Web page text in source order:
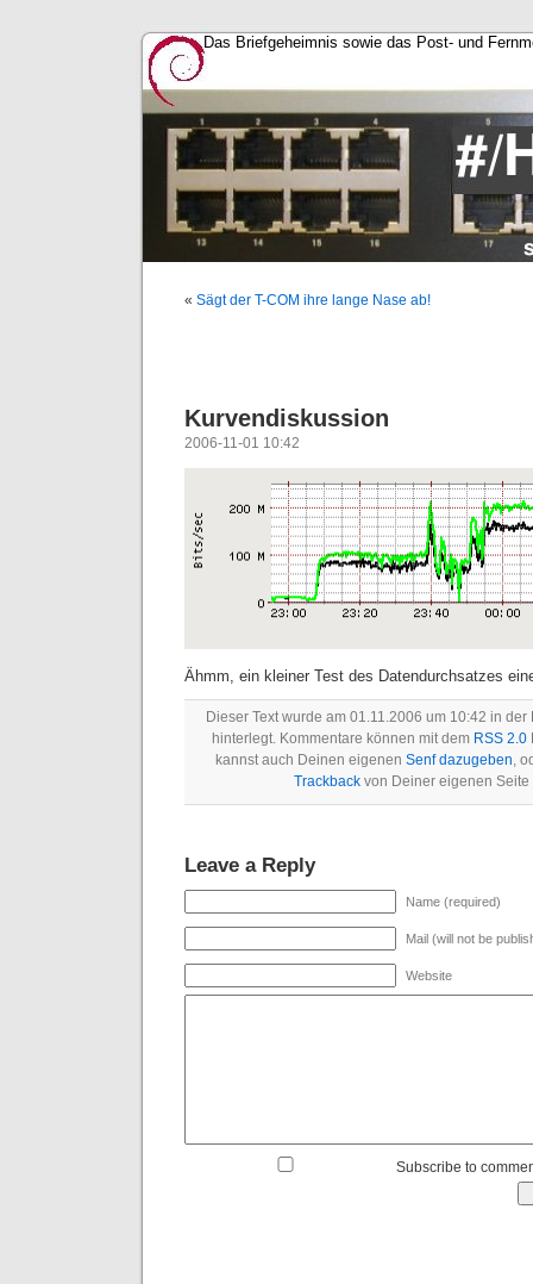
Das Briefgeheimnis sowie das Post- und
« Sägt der T-COM ihre lange Nase ab!
Kurvendiskussion
2006-11-01 10:42
Ähmm, ein kleiner Test des Datendurchsatzes
Dieser Text wurde am 01.11.2006 um 10:42 in
hinterlegt. Kommentare können mit dem RSS 2.0
kannst auch Deinen eigenen Senf dazugeben,
Trackback von Deiner eigenen Seite
Leave a Reply
Name (required)
Mail (will not be
Website
Subscribe to